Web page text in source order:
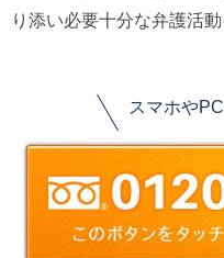
り添い必要十分な弁護活動
スマホや